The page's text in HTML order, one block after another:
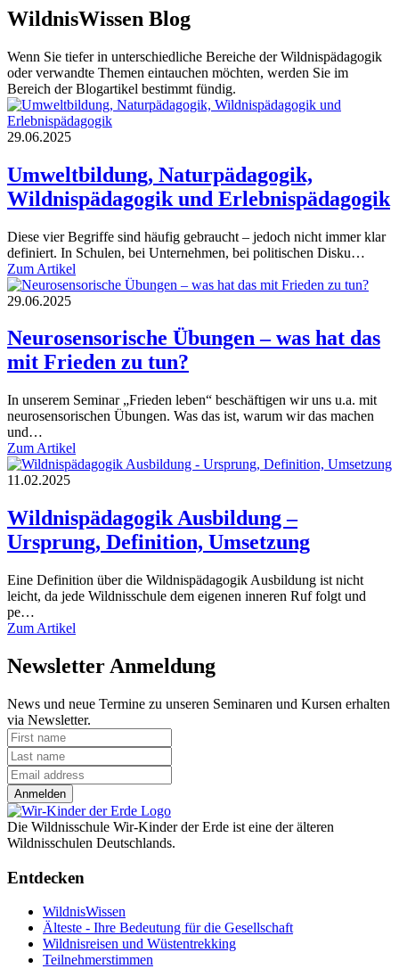
WildnisWissen Blog
Wenn Sie tiefer in unterschiedliche Bereiche der Wildnispädagogik
oder verwandte Themen eintauchen möchten, werden Sie im
Bereich der Blogartikel bestimmt fündig.
29.06.2025
Umweltbildung, Naturpädagogik,
Wildnispädagogik und Erlebnispädagogik
Diese vier Begriffe sind häufig gebraucht – jedoch nicht immer klar
definiert. In Schulen, bei Unternehmen, bei politischen Disku…
Zum Artikel
29.06.2025
Neurosensorische Übungen – was hat das
mit Frieden zu tun?
In unserem Seminar „Frieden leben“ beschäftigen wir uns u.a. mit
neurosensorischen Übungen. Was das ist, warum wir das machen
und…
Zum Artikel
11.02.2025
Wildnispädagogik Ausbildung –
Ursprung, Definition, Umsetzung
Eine Definition über die Wildnispädagogik Ausbildung ist nicht
leicht, da jede Wildnisschule dem eigenen inneren Ruf folgt und
pe…
Zum Artikel
Newsletter Anmeldung
News und neue Termine zu unseren Seminaren und Kursen erhalten
via Newsletter.
Anmelden
Die Wildnisschule Wir-Kinder der Erde ist eine der älteren
Wildnisschulen Deutschlands.
Entdecken
WildnisWissen
Älteste - Ihre Bedeutung für die Gesellschaft
Wildnisreisen und Wüstentrekking
Teilnehmerstimmen